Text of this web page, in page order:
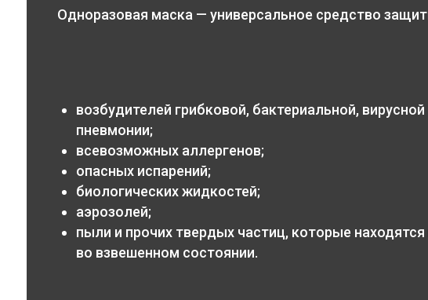
Одноразовая маска — универсальное средство
возбудителей грибковой, бактериальной, вирусной
пневмонии;
всевозможных аллергенов;
опасных испарений;
биологических жидкостей;
аэрозолей;
пыли и прочих твердых частиц, которые находятся
во взвешенном состоянии.